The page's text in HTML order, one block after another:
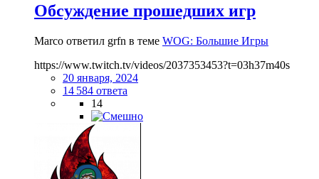
Обсуждение прошедших игр
Marco ответил grfn в теме WOG: Большие Игры
https://www.twitch.tv/videos/2037353453?t=03h37m40s
20 января, 2024
14 584 ответа
14